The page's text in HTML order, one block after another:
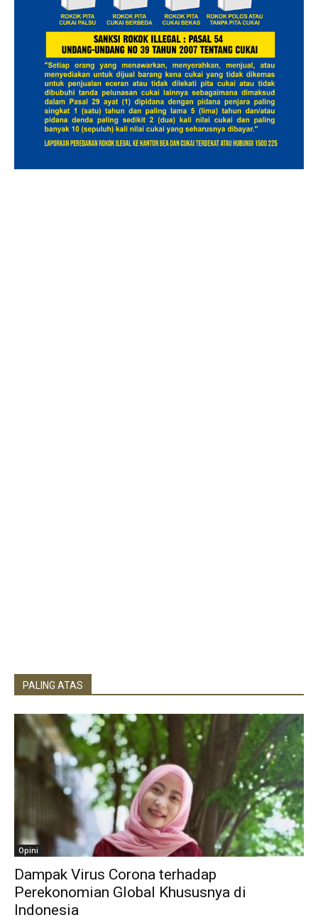
PALING ATAS
Opini
Dampak Virus Corona terhadap
Perekonomian Global Khususnya di
Indonesia